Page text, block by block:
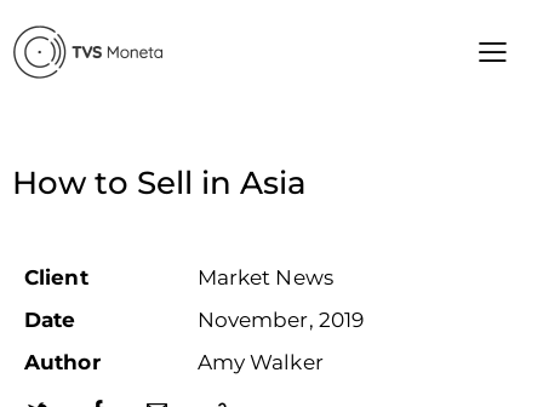
How to Sell in Asia
Client
Market News
Date
November, 2019
Author
Amy Walker